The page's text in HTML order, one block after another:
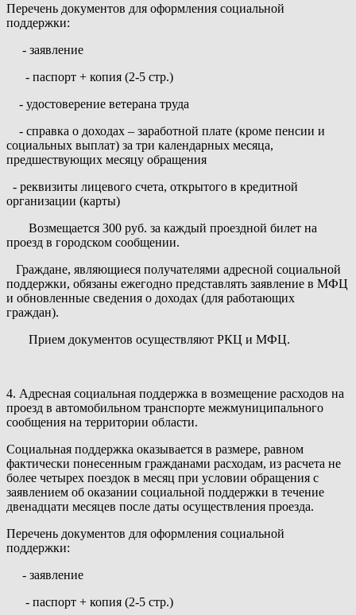
Перечень документов для оформления социальной
поддержки:
- заявление
- паспорт + копия (2-5 стр.)
- удостоверение ветерана труда
- справка о доходах – заработной плате (кроме пенсии и
социальных выплат) за три календарных месяца,
предшествующих месяцу обращения
- реквизиты лицевого счета, открытого в кредитной
организации (карты)
Возмещается 300 руб. за каждый проездной билет на
проезд в городском сообщении.
Граждане, являющиеся получателями адресной социальной
поддержки, обязаны ежегодно представлять заявление в МФЦ
и обновленные сведения о доходах (для работающих
граждан).
Прием документов осуществляют РКЦ и МФЦ.
4. Адресная социальная поддержка в возмещение расходов на
проезд в автомобильном транспорте межмуниципального
сообщения на территории области.
Социальная поддержка оказывается в размере, равном
фактически понесенным гражданами расходам, из расчета не
более четырех поездок в месяц при условии обращения с
заявлением об оказании социальной поддержки в течение
двенадцати месяцев после даты осуществления проезда.
Перечень документов для оформления социальной
поддержки:
- заявление
- паспорт + копия (2-5 стр.)